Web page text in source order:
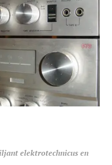
elektrotechnicus en